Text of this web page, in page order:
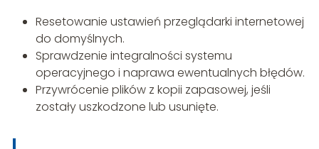
Resetowanie ustawień przeglądarki internetowej
do domyślnych.
Sprawdzenie integralności systemu
operacyjnego i naprawa ewentualnych błędów.
Przywrócenie plików z kopii zapasowej, jeśli
zostały uszkodzone lub usunięte.